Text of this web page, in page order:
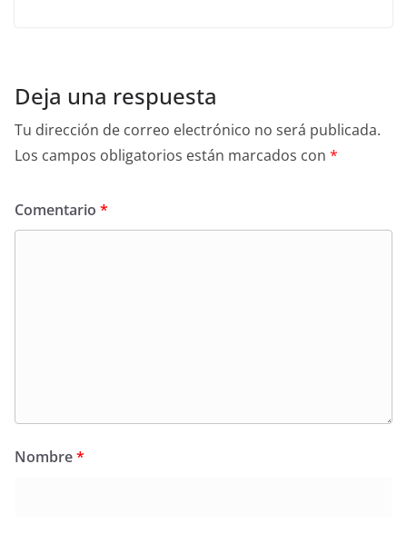
Deja una respuesta
Tu dirección de correo electrónico no será publicada.
Los campos obligatorios están marcados con *
Comentario *
Nombre*